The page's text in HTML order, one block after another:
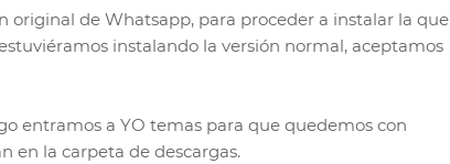
original de Whatsapp, para proceder a instalar la que
instalando la versión normal, aceptamos
entramos a YO temas para que quedemos con
en la carpeta de descargas.